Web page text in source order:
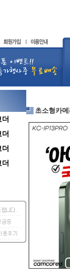
초소형카